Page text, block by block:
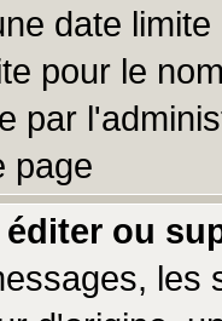
date
pour le
par
page
ou
les